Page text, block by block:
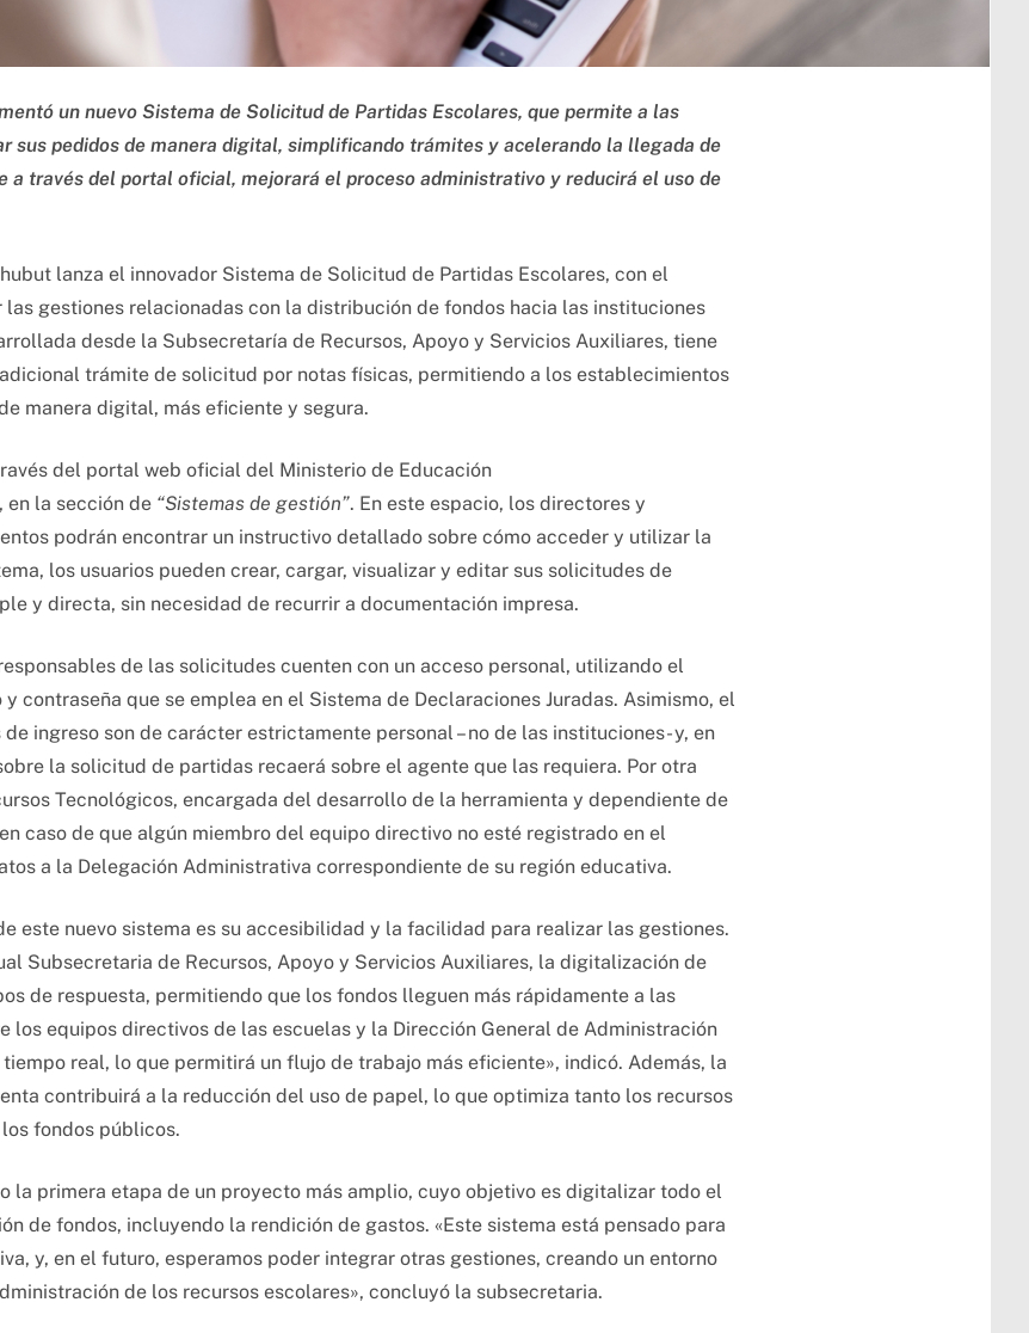
un nuevo Sistema de Solicitud de Partidas Escolares, que permite a las
sus pedidos de manera digital, simplificando trámites y acelerando la llegada de
a través del portal oficial, mejorará el proceso administrativo y reducirá el uso de
lanza el innovador Sistema de Solicitud de Partidas Escolares, con el
gestiones relacionadas con la distribución de fondos hacia las instituciones
desde la Subsecretaría de Recursos, Apoyo y Servicios Auxiliares, tiene
trámite de solicitud por notas físicas, permitiendo a los establecimientos
manera digital, más eficiente y segura.
del portal web oficial del Ministerio de Educación
en la sección de “Sistemas de gestión”. En este espacio, los directores y
podrán encontrar un instructivo detallado sobre cómo acceder y utilizar la
los usuarios pueden crear, cargar, visualizar y editar sus solicitudes de
y directa, sin necesidad de recurrir a documentación impresa.
de las solicitudes cuenten con un acceso personal, utilizando el
contraseña que se emplea en el Sistema de Declaraciones Juradas. Asimismo, el
ingreso son de carácter estrictamente personal – no de las instituciones- y, en
la solicitud de partidas recaerá sobre el agente que las requiera. Por otra
Tecnológicos, encargada del desarrollo de la herramienta y dependiente de
caso de que algún miembro del equipo directivo no esté registrado en el
a la Delegación Administrativa correspondiente de su región educativa.
este nuevo sistema es su accesibilidad y la facilidad para realizar las gestiones.
Subsecretaria de Recursos, Apoyo y Servicios Auxiliares, la digitalización de
de respuesta, permitiendo que los fondos lleguen más rápidamente a las
los equipos directivos de las escuelas y la Dirección General de Administración
real, lo que permitirá un flujo de trabajo más eficiente», indicó. Además, la
contribuirá a la reducción del uso de papel, lo que optimiza tanto los recursos
fondos públicos.
la primera etapa de un proyecto más amplio, cuyo objetivo es digitalizar todo el
de fondos, incluyendo la rendición de gastos. «Este sistema está pensado para
y, en el futuro, esperamos poder integrar otras gestiones, creando un entorno
de los recursos escolares», concluyó la subsecretaria.